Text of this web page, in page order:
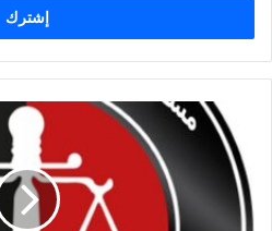
توكيل
إتمام
إجراءات
الطلاق
للاجانب